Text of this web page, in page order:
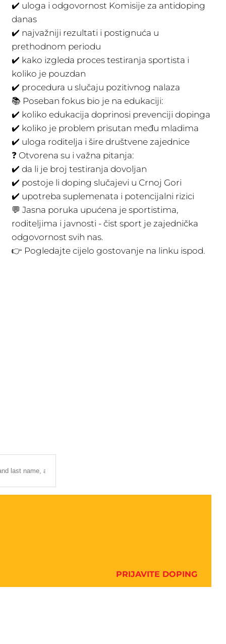
✔️ uloga i odgovornost Komisije za antidoping
danas
✔️ najvažniji rezultati i postignuća u
prethodnom periodu
✔️ kako izgleda proces testiranja sportista i
koliko je pouzdan
✔️ procedura u slučaju pozitivnog nalaza
📚 Poseban fokus bio je na edukaciji:
✔️ koliko edukacija doprinosi prevenciji dopinga
✔️ koliko je problem prisutan među mladima
✔️ uloga roditelja i šire društvene zajednice
❓ Otvorena su i važna pitanja:
✔️ da li je broj testiranja dovoljan
✔️ postoje li doping slučajevi u Crnoj Gori
✔️ upotreba suplemenata i potencijalni rizici
💬 Jasna poruka upućena je sportistima,
roditeljima i javnosti - čist sport je zajednička
odgovornost svih nas.
👉 Pogledajte cijelo gostovanje na linku ispod.
PRIJAVITE DOPING